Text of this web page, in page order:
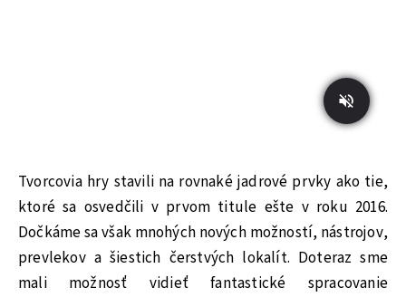
Tvorcovia hry stavili na rovnaké jadrové prvky ako tie,
ktoré sa osvedčili v prvom titule ešte v roku 2016.
Dočkáme sa však mnohých nových možností, nástrojov,
prevlekov a šiestich čerstvých lokalít. Doteraz sme
mali možnosť vidieť fantastické spracovanie